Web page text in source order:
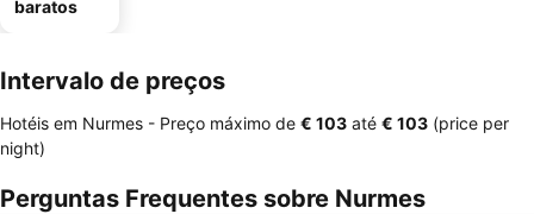
baratos
Intervalo de preços
Hotéis em Nurmes - Preço máximo de ‎€ 103 até ‎€ 103 (price per
night)
Perguntas Frequentes sobre Nurmes